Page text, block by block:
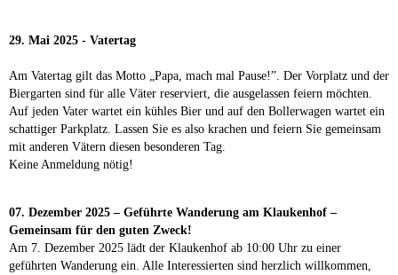
29. Mai 2025 - Vatertag
Am Vatertag gilt das Motto „Papa, mach mal Pause!”. Der Vorplatz und der
Biergarten sind für alle Väter reserviert, die ausgelassen feiern möchten.
Auf jeden Vater wartet ein kühles Bier und auf den Bollerwagen wartet ein
schattiger Parkplatz. Lassen Sie es also krachen und feiern Sie gemeinsam
mit anderen Vätern diesen besonderen Tag.
Keine Anmeldung nötig!
07. Dezember 2025 – Geführte Wanderung am Klaukenhof –
Gemeinsam für den guten Zweck!
Am 7. Dezember 2025 lädt der Klaukenhof ab 10:00 Uhr zu einer
geführten Wanderung ein. Alle Interessierten sind herzlich willkommen,